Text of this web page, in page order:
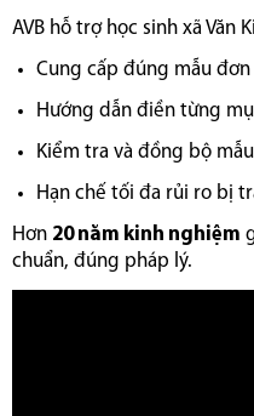
AVB hỗ trợ học sinh xã Văn
Cung cấp đúng mẫu
Hướng dẫn điền từng
Kiểm tra và đồng bộ
Hạn chế tối đa rủi ro bị
Hơn 20 năm kinh nghiệm
chuẩn, đúng pháp lý.